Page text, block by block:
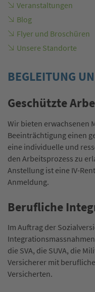
Veranstaltungen
Blog
Flyer und Broschüren
Unsere Standorte
BEGLEITUNG
Geschützte
Wir bieten erwachsenen
Beeinträchtigung einen
eine individuelle und
den Arbeitsprozess zu
Anstellung ist eine IV-
Anmeldung.
Berufliche
Im Auftrag der
die SVA, die SUVA, die
Versicherer mit
Versicherten.